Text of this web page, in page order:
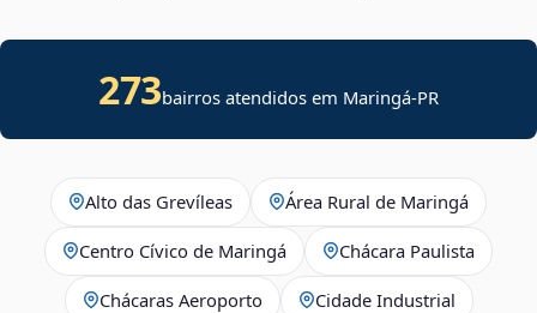
273bairros atendidos em Maringá-PR
Alto das Grevíleas Área Rural de Maringá
Centro Cívico de Maringá Chácara Paulista
Chácaras Aeroporto Cidade Industrial